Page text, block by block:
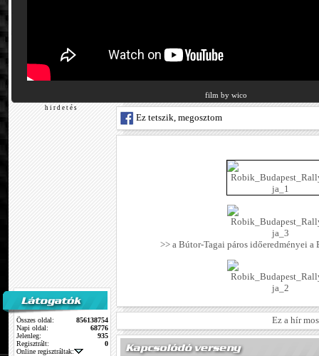
film by wico
h i r d e t é s
Összes oldal:
856138754
Napi oldal:
68776
Jelenleg:
935
Regisztrált:
0
Online regisztráltak:
Ez tetszik, megosztom
>> a Bútor-Tagai páros időeredményei a
Ez a hír